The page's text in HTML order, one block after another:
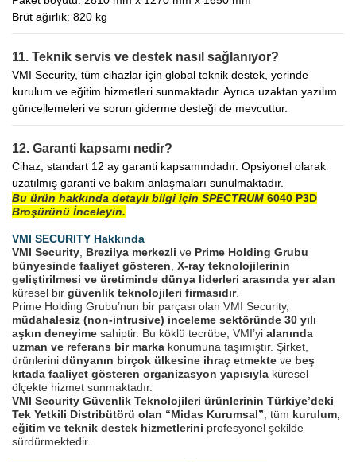
Brüt ağırlık: 820 kg
11. Teknik servis ve destek nasıl sağlanıyor?
VMI Security, tüm cihazlar için global teknik destek, yerinde
kurulum ve eğitim hizmetleri sunmaktadır. Ayrıca uzaktan yazılım
güncellemeleri ve sorun giderme desteği de mevcuttur.
12. Garanti kapsamı nedir?
Cihaz, standart 12 ay garanti kapsamındadır. Opsiyonel olarak
uzatılmış garanti ve bakım anlaşmaları sunulmaktadır.
Bu ürün hakkında detaylı bilgi için SPECTRUM 6040 P3D
Broşürünü İnceleyin.
VMI SECURITY Hakkında
VMI Security Brezilya merkezli ve Prime Holding Grubu
bünyesinde faaliyet gösteren X-ray teknolojilerinin
geliştirilmesi ve üretiminde dünya liderleri arasında yer alan
küresel bir güvenlik teknolojileri firmasıdır.
Prime Holding Grubu’nun bir parçası olan VMI Security,
müdahalesiz (non-intrusive) inceleme sektöründe 30 yılı
aşkın deneyime sahiptir. Bu köklü tecrübe, VMI’yi alanında
uzman ve referans bir marka konumuna taşımıştır. Şirket,
ürünlerini dünyanın birçok ülkesine ihraç etmekte ve beş
kıtada faaliyet gösteren organizasyon yapısıyla küresel
ölçekte hizmet sunmaktadır.
VMI Security Güvenlik Teknolojileri ürünlerinin Türkiye’deki
Tek Yetkili Distribütörü olan “Midas Kurumsal” , tüm kurulum,
eğitim ve teknik destek hizmetlerini profesyonel şekilde
sürdürmektedir.